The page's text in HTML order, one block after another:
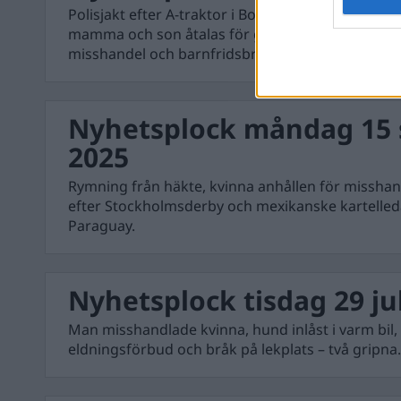
Polisjakt efter A-traktor i Borås, åldring sköt
mamma och son åtalas för grovt djurplågeri
misshandel och barnfridsbrott.
Nyhetsplock måndag
2025
Rymning från häkte, kvinna anhållen för
efter Stockholmsderby och mexikanske
Paraguay.
Nyhetsplock tisdag 29
Man misshandlade kvinna, hund inlåst i varm
eldningsförbud och bråk på lekplats – två gripna.